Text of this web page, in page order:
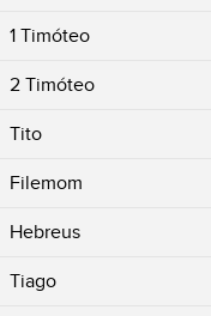
1 Timóteo
2 Timóteo
Tito
Filemom
Hebreus
Tiago